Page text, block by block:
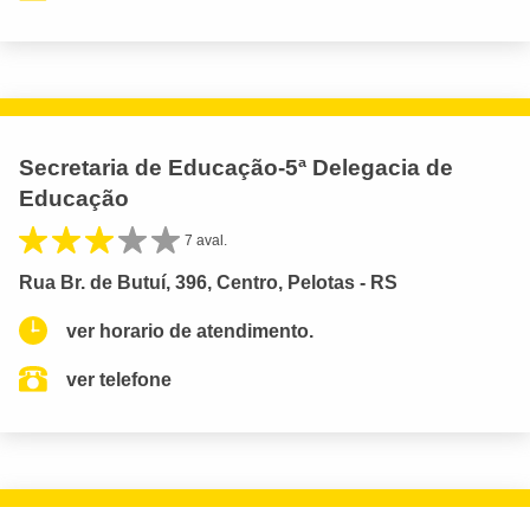
Secretaria de Educação-5ª Delegacia de
Educação
7 aval.
Rua Br. de Butuí, 396, Centro, Pelotas - RS
ver horario de atendimento.
ver telefone